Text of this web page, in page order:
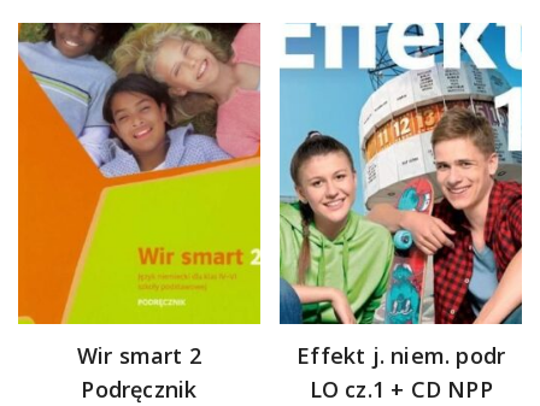
Wir smart 2
Podręcznik
Effekt j. niem. podr
LO cz.1 + CD NPP